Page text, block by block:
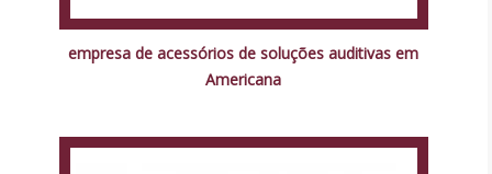
empresa de acessórios de soluções auditivas em
Americana